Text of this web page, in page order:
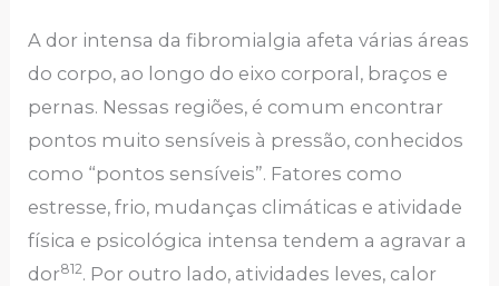
A dor intensa da fibromialgia afeta várias áreas
do corpo, ao longo do eixo corporal, braços e
pernas. Nessas regiões, é comum encontrar
pontos muito sensíveis à pressão, conhecidos
como “pontos sensíveis”. Fatores como
estresse, frio, mudanças climáticas e atividade
física e psicológica intensa tendem a agravar a
dor812. Por outro lado, atividades leves, calor